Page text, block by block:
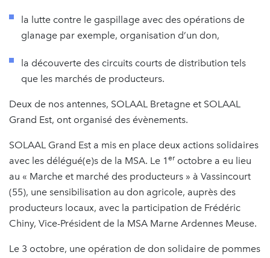
la lutte contre le gaspillage avec des opérations de
glanage par exemple, organisation d’un don,
la découverte des circuits courts de distribution tels
que les marchés de producteurs.
Deux de nos antennes, SOLAAL Bretagne et SOLAAL
Grand Est, ont organisé des évènements.
SOLAAL Grand Est a mis en place deux actions solidaires
avec les délégué(e)s de la MSA. Le 1 eroctobre a eu lieu
au « Marche et marché des producteurs » à Vassincourt
(55), une sensibilisation au don agricole, auprès des
producteurs locaux, avec la participation de Frédéric
Chiny, Vice-Président de la MSA Marne Ardennes Meuse.
Le 3 octobre, une opération de don solidaire de pommes